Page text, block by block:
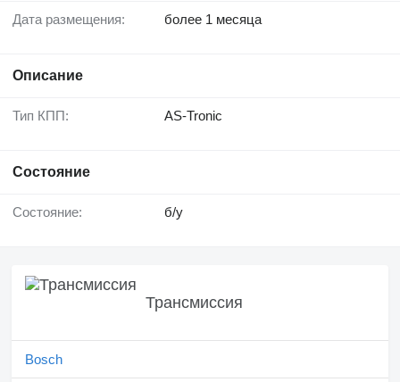
Дата размещения: более 1 месяца
Описание
Тип КПП: AS-Tronic
Состояние
Состояние: б/у
Трансмиссия
Bosch